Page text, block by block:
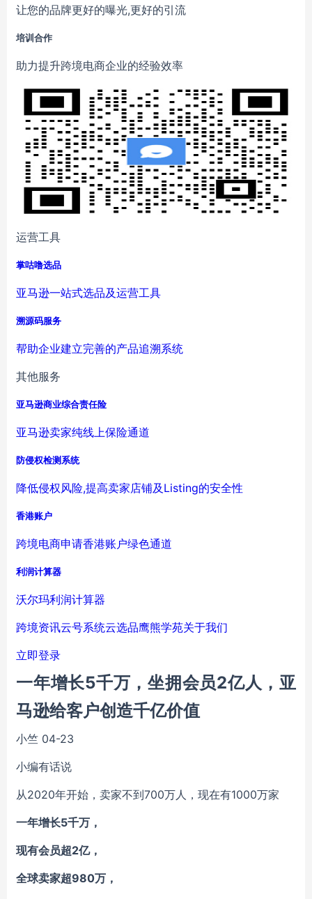
让您的品牌更好的曝光,更好的引流
培训合作
助力提升跨境电商企业的经验效率
运营工具
掌咕噜选品
亚马逊一站式选品及运营工具
溯源码服务
帮助企业建立完善的产品追溯系统
其他服务
亚马逊商业综合责任险
亚马逊卖家纯线上保险通道
防侵权检测系统
降低侵权风险,提高卖家店铺及Listing的安全性
香港账户
跨境电商申请香港账户绿色通道
利润计算器
沃尔玛利润计算器
跨境资讯云号系统云选品鹰熊学苑关于我们
立即登录
一年增长5千万，坐拥会员2亿人，亚
马逊给客户创造千亿价值
小竺 04-23
小编有话说
从2020年开始，卖家不到700万人，现在有1000万家
一年增长5千万，
现有会员超2亿，
全球卖家超980万，